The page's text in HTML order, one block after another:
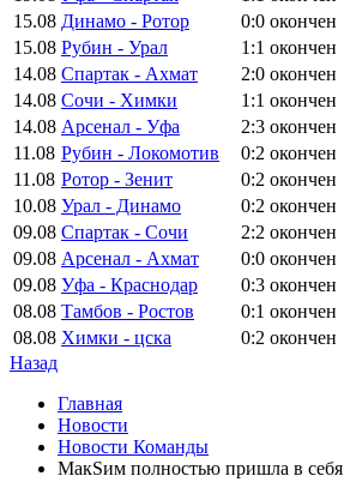
15.08 Динамо - Ротор 0:0 окончен
15.08 Рубин - Урал 1:1 окончен
14.08 Спартак - Ахмат 2:0 окончен
14.08 Сочи - Химки 1:1 окончен
14.08 Арсенал - Уфа 2:3 окончен
11.08 Рубин - Локомотив 0:2 окончен
11.08 Ротор - Зенит 0:2 окончен
10.08 Урал - Динамо 0:2 окончен
09.08 Спартак - Сочи 2:2 окончен
09.08 Арсенал - Ахмат 0:0 окончен
09.08 Уфа - Краснодар 0:3 окончен
08.08 Тамбов - Ростов 0:1 окончен
08.08 Химки - цска 0:2 окончен
Назад
Главная
Новости
Новости Команды
МакSим полностью пришла в себя